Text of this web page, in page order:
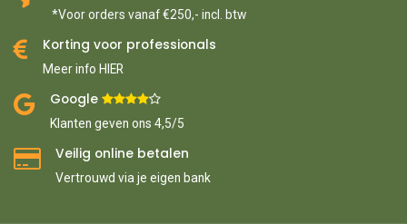
*Voor orders vanaf €250,- incl. btw
Korting voor professionals
Meer info HIER
Google ​
Klanten geven ons 4,5/5
Veilig online betalen
Vertrouwd via je eigen bank